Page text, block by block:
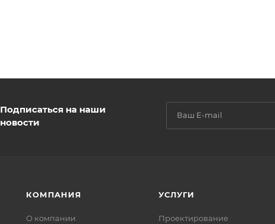
Подписаться на наши
новости
КОМПАНИЯ
О компании
УСЛУГИ
Проектирование